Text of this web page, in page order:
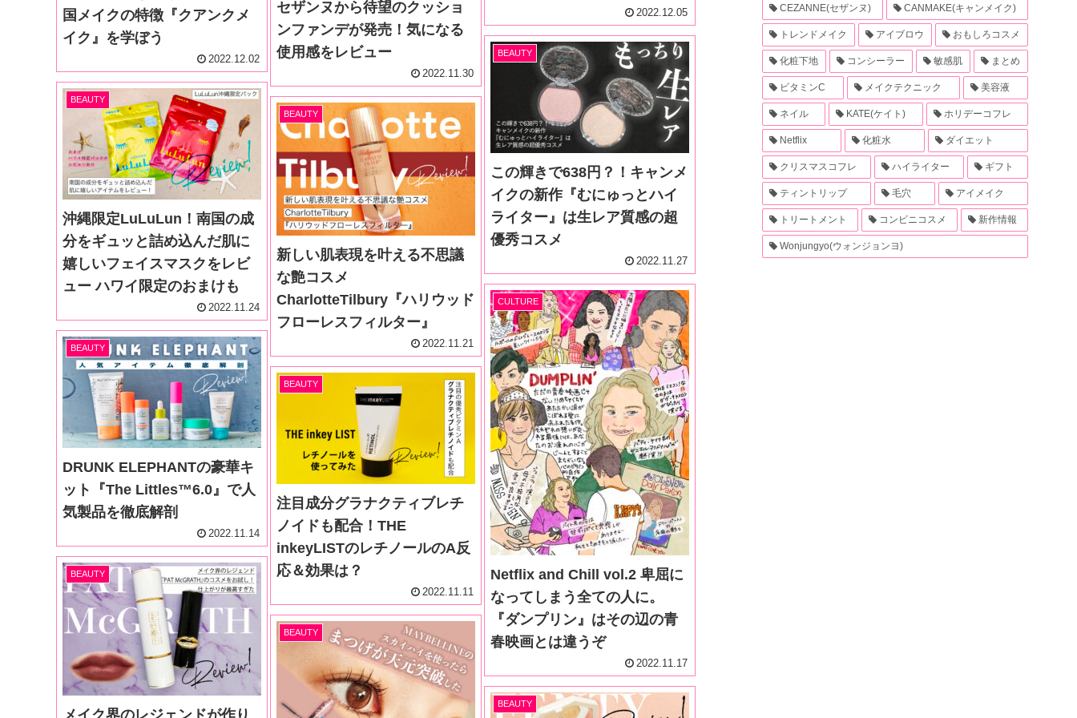
2022.12.05
国メイクの特徴『クアンクメ
イク』を学ぼう
2022.12.02
セザンヌから待望のクッショ
ンファンデが発売！気になる
使用感をレビュー
2022.11.30
BEAUTY
この輝きで638円？！キャンメ
イクの新作『むにゅっとハイ
ライター』は生レア質感の超
優秀コスメ
2022.11.27
BEAUTY
沖縄限定LuLuLun！南国の成
分をギュッと詰め込んだ肌に
嬉しいフェイスマスクをレビ
ュー ハワイ限定のおまけも
2022.11.24
BEAUTY
新しい肌表現を叶える不思議
な艶コスメ
CharlotteTilbury『ハリウッド
フローレスフィルター』
2022.11.21
CULTURE
Netflix and Chill vol.2 卑屈に
なってしまう全ての人に。
『ダンプリン』はその辺の青
春映画とは違うぞ
2022.11.17
BEAUTY
DRUNK ELEPHANTの豪華キ
ット『The Littles™️6.0』で人
気製品を徹底解剖
2022.11.14
BEAUTY
注目成分グラナクティブレチ
ノイドも配合！THE
inkeyLISTのレチノールのA反
応＆効果は？
2022.11.11
BEAUTY
メイク界のレジェンドが作り
BEAUTY
BEAUTY
CEZANNE(セザンヌ) CANMAKE(キャンメイク)
トレンドメイク アイブロウ おもしろコスメ
化粧下地 コンシーラー 敏感肌 まとめ
ビタミンC メイクテクニック 美容液
ネイル KATE(ケイト) ホリデーコフレ
Netflix 化粧水 ダイエット
クリスマスコフレ ハイライター ギフト
ティントリップ 毛穴 アイメイク
トリートメント コンビニコスメ 新作情報
Wonjungyo(ウォンジョンヨ)